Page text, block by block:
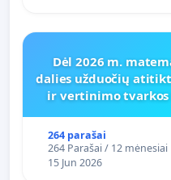
Dėl 2026 m.
dalies užduočių
ir vertinimo
264 parašai
264 Parašai / 12 mėnesiai
15 Jun 2026